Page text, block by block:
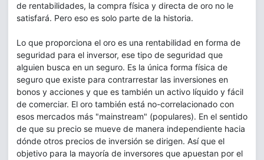
de rentabilidades, la compra física y directa de oro no le
satisfará. Pero eso es solo parte de la historia.
Lo que proporciona el oro es una rentabilidad en forma de
seguridad para el inversor, ese tipo de seguridad que
alguien busca en un seguro. Es la única forma física de
seguro que existe para contrarrestar las inversiones en
bonos y acciones y que es también un activo líquido y fácil
de comerciar. El oro también está no-correlacionado con
esos mercados más "mainstream" (populares). En el sentido
de que su precio se mueve de manera independiente hacia
dónde otros precios de inversión se dirigen. Así que el
objetivo para la mayoría de inversores que apuestan por el